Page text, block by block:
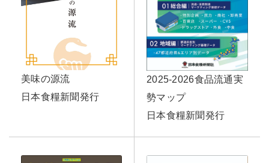
美味の源流
日本食糧新聞発行
2025-2026食品流通実
勢マップ
日本食糧新聞発行